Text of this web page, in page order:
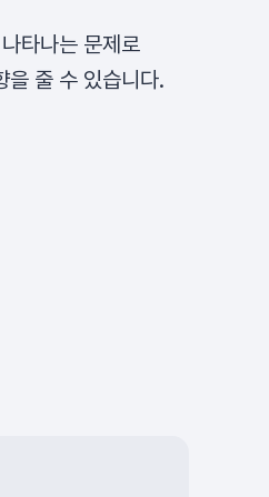
타나는 문제로
을 줄 수 있습니다.